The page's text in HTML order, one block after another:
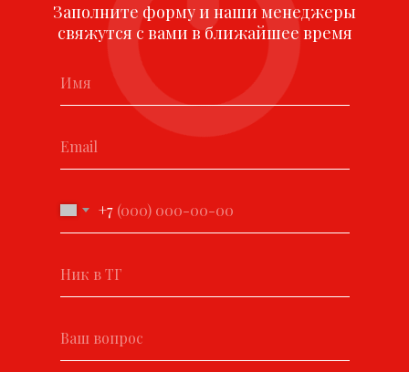
Заполните форму и наши менеджеры
свяжутся с вами в ближайшее время
+7